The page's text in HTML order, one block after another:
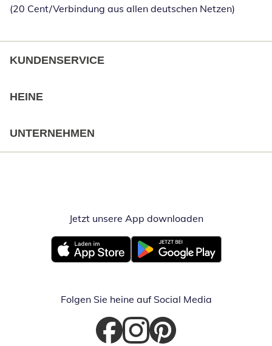
(20 Cent/Verbindung aus allen deutschen Netzen)
KUNDENSERVICE
HEINE
UNTERNEHMEN
Jetzt unsere App downloadenÖffnet in
Öffnet in neuem FensterÖffnet in neuem Fenster
Folgen Sie heine auf Social Media